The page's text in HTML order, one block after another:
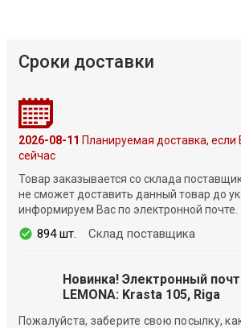
Сроки доставки
2026-08-11 Планируемая доставка, если
сейчас
Товар заказывается со склада
не сможет доставить данный товар до
информируем Вас по электронной почте.
894 шт. Склад поставщика
Новинка! Электронный
LEMONA: Krasta 105, Riga
Пожалуйста, заберите свою посылку,